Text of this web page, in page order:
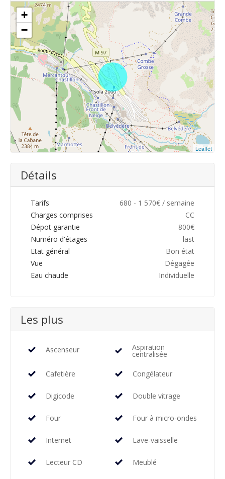
+
−
Leaflet
Détails
Tarifs
680 - 1 570€ / semaine
Charges comprises
CC
Dépot garantie
800€
Numéro d'étages
last
Etat général
Bon état
Vue
Dégagée
Eau chaude
Individuelle
Les plus
Ascenseur Aspiration
centralisée
Cafetière Congélateur
Digicode Double vitrage
Four Four à micro-ondes
Internet Lave-vaisselle
Lecteur CD Meublé